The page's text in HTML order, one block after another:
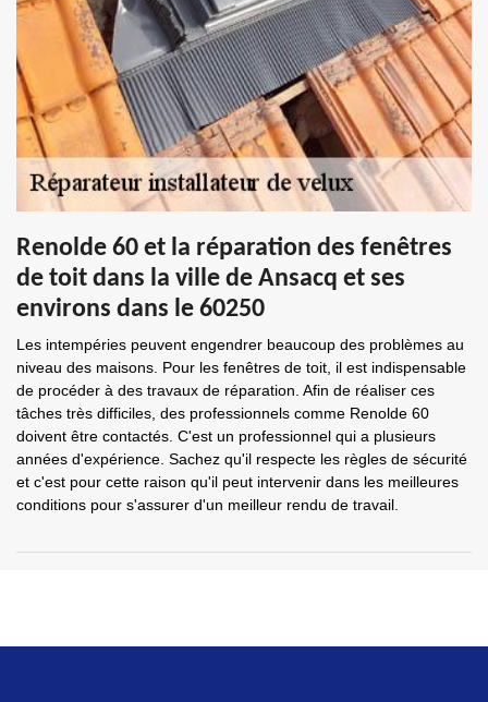
Renolde 60 et la réparation des fenêtres
de toit dans la ville de Ansacq et ses
environs dans le 60250
Les intempéries peuvent engendrer beaucoup des problèmes au
niveau des maisons. Pour les fenêtres de toit, il est indispensable
de procéder à des travaux de réparation. Afin de réaliser ces
tâches très difficiles, des professionnels comme Renolde 60
doivent être contactés. C'est un professionnel qui a plusieurs
années d'expérience. Sachez qu'il respecte les règles de sécurité
et c'est pour cette raison qu'il peut intervenir dans les meilleures
conditions pour s'assurer d'un meilleur rendu de travail.